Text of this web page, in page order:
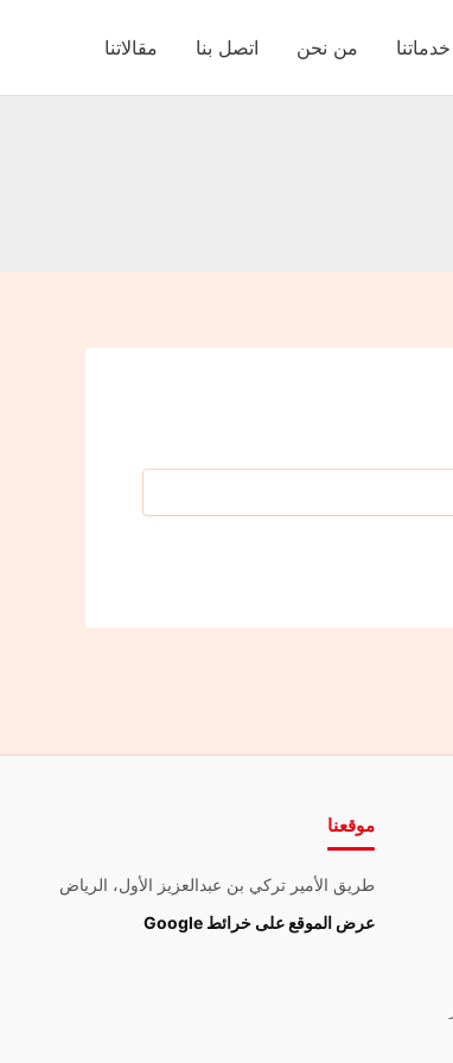
خدماتنا من نحن اتصل بنا مقالاتنا
موقعنا
طريق الأمير تركي بن عبدالعزيز الأول، الرياض
عرض الموقع على خرائط Google